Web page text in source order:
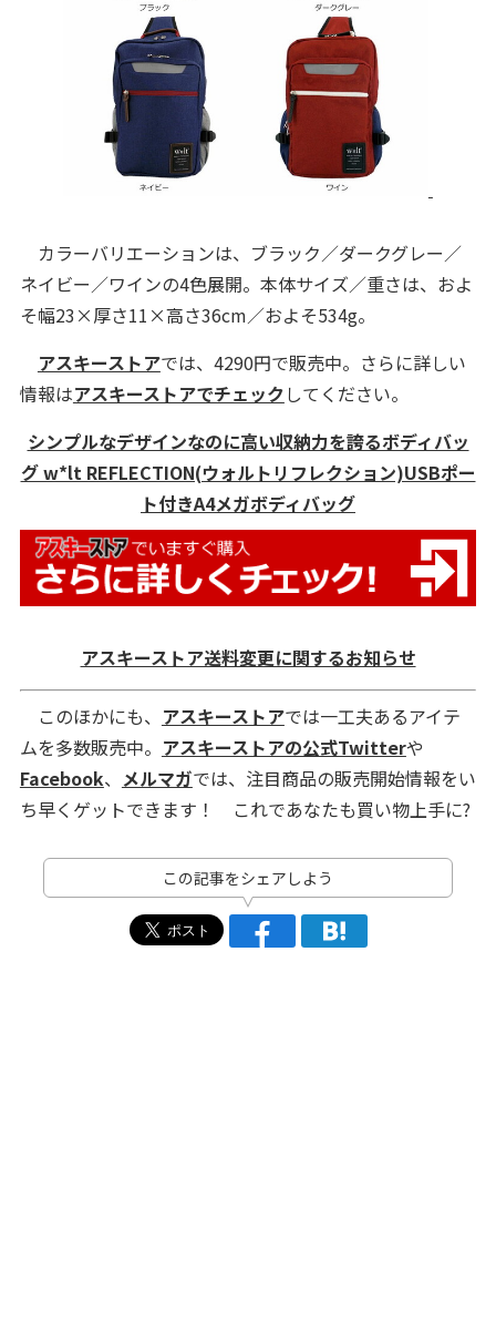
カラーバリエーションは、ブラック／ダークグレー／
ネイビー／ワインの4色展開。本体サイズ／重さは、およ
そ幅23×厚さ11×高さ36cm／およそ534g。
アスキーストアでは、4290円で販売中。さらに詳しい
情報はアスキーストアでチェックしてください。
シンプルなデザインなのに高い収納力を誇るボディバッ
グ w*lt REFLECTION(ウォルトリフレクション)USBポー
ト付きA4メガボディバッグ
アスキーストア送料変更に関するお知らせ
このほかにも、 アスキーストアでは一工夫あるアイテ
ムを多数販売中。 アスキーストアの公式Twitterや
Facebook、 メルマガでは、注目商品の販売開始情報をい
ち早くゲットできます！ これであなたも買い物上手に?
この記事をシェアしよう